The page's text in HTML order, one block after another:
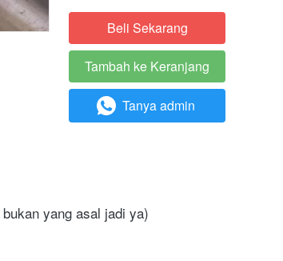
`Beli Sekarang
`
Tambah ke Keranjang
` Tanya admin
yang asal jadi ya)